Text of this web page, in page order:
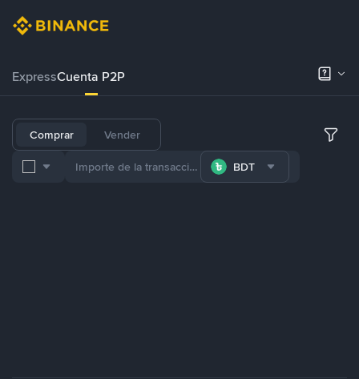
ExpressCuenta P2P
Comprar Vender
BDT